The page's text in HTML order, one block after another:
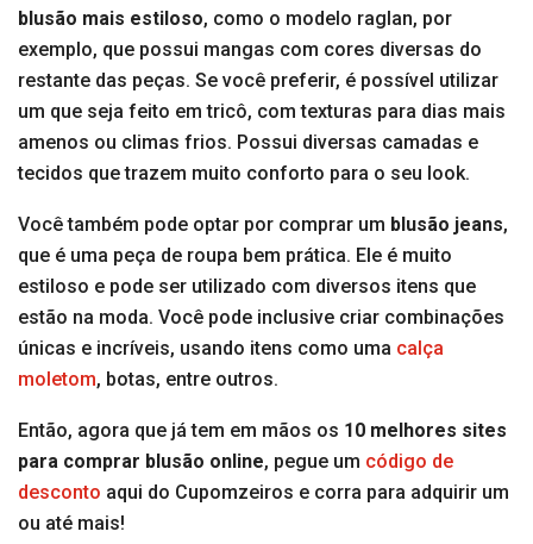
blusão mais estiloso, como o modelo raglan, por
exemplo, que possui mangas com cores diversas do
restante das peças. Se você preferir, é possível utilizar
um que seja feito em tricô, com texturas para dias mais
amenos ou climas frios. Possui diversas camadas e
tecidos que trazem muito conforto para o seu look.
Você também pode optar por comprar um blusão jeans,
que é uma peça de roupa bem prática. Ele é muito
estiloso e pode ser utilizado com diversos itens que
estão na moda. Você pode inclusive criar combinações
únicas e incríveis, usando itens como uma calça
moletom, botas, entre outros.
Então, agora que já tem em mãos os 10 melhores sites
para comprar blusão online, pegue um código de
desconto aqui do Cupomzeiros e corra para adquirir um
ou até mais!